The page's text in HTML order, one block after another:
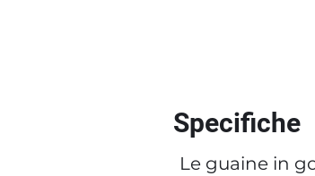
Specifiche
Le guaine in